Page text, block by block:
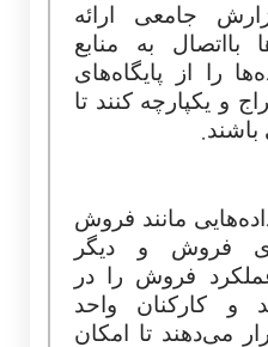
جامعی ارائه
بااتصال به منابع
را از پایگاه‌های
و یکپارچه کنند تا
.
مانند فروش
فروش و دیگر
فروش را در
و کارکنان واحد
می‌دهند تا امکان